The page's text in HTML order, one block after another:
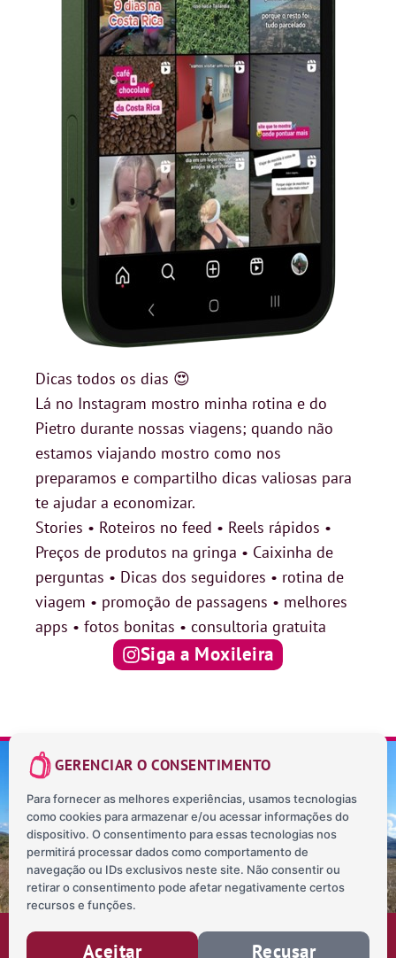
Dicas todos os dias 😍
Lá no Instagram mostro minha rotina e do
Pietro durante nossas viagens; quando não
estamos viajando mostro como nos
preparamos e compartilho dicas valiosas para
te ajudar a economizar.
Stories • Roteiros no feed • Reels rápidos •
Preços de produtos na gringa • Caixinha de
perguntas • Dicas dos seguidores • rotina de
viagem • promoção de passagens • melhores
apps • fotos bonitas • consultoria gratuita
Siga a Moxileira
SOBRE NÓS CONTATO BLOG MAPA INTERATIVO
POLÍTICA DE PRIVACIDADE
TODOS OS DIREITOS RESERVADOS © 2026
GERENCIAR O CONSENTIMENTO
Para fornecer as melhores experiências, usamos tecnologias
como cookies para armazenar e/ou acessar informações do
dispositivo. O consentimento para essas tecnologias nos
permitirá processar dados como comportamento de
navegação ou IDs exclusivos neste site. Não consentir ou
retirar o consentimento pode afetar negativamente certos
recursos e funções.
Aceitar Recusar